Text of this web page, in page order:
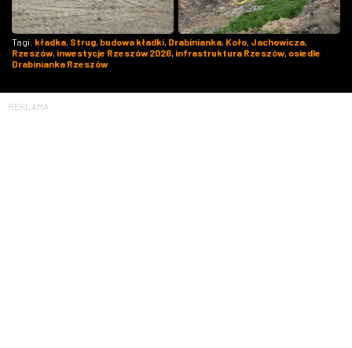
Tagi: kładka, Strug, budowa kładki, Drabinianka, Koło, Jachowicza,
Rzeszów, inwestycje Rzeszów 2026, infrastruktura Rzeszów, osiedle
Drabinianka Rzeszów
REKLAMA